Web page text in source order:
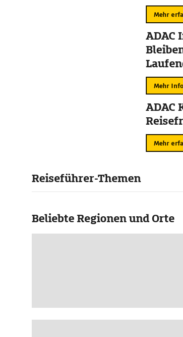
Mehr
ADAC
Mehr
ADAC
Mehr
Reiseführer-Themen
Beliebte Regionen und Orte